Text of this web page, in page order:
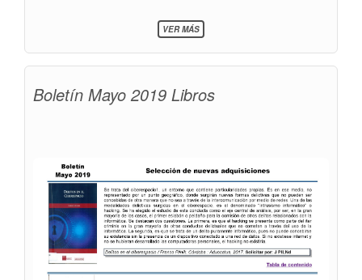
VER MÁSSOBRE
BOLETÍN
Boletín Mayo 2019 Libros